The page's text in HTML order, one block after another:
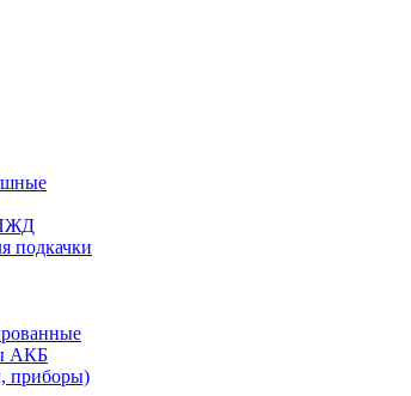
ПЖД
подкачки
АКБ
приборы)